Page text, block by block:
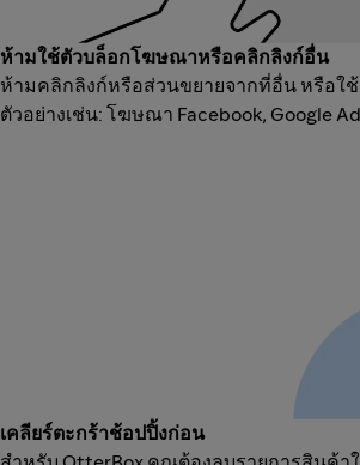
ห้ามใช้ตัวบล็อกโฆษณาหรือคลิกลิงก์อื่น
ห้ามคลิกลิงก์หรือส่วนขยายจากที่อื่น หรือใ
ตัวอย่างเช่น: โฆษณา Facebook, Google
เคลียร์ตะกร้าช้อปปิ้งก่อน